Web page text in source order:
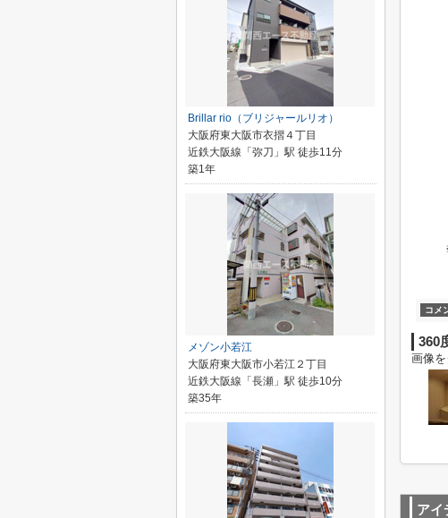
コメ
360
画像
アイ
Brillar rio（ブリジャールリオ）
大阪府東大阪市衣摺４丁目
近鉄大阪線「弥刀」駅 徒歩11分
築1年
メゾン小若江
大阪府東大阪市小若江２丁目
近鉄大阪線「長瀬」駅 徒歩10分
築35年